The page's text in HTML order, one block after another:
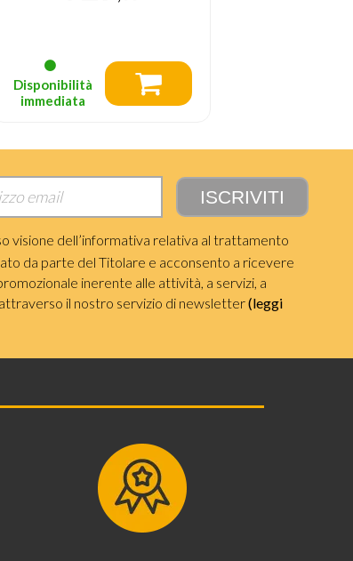
Disponibilità
immediata
visione dell’informativa relativa al trattamento
da parte del Titolare e acconsento a ricevere
inerente alle attività, a servizi, a
il nostro servizio di newsletter(leggi